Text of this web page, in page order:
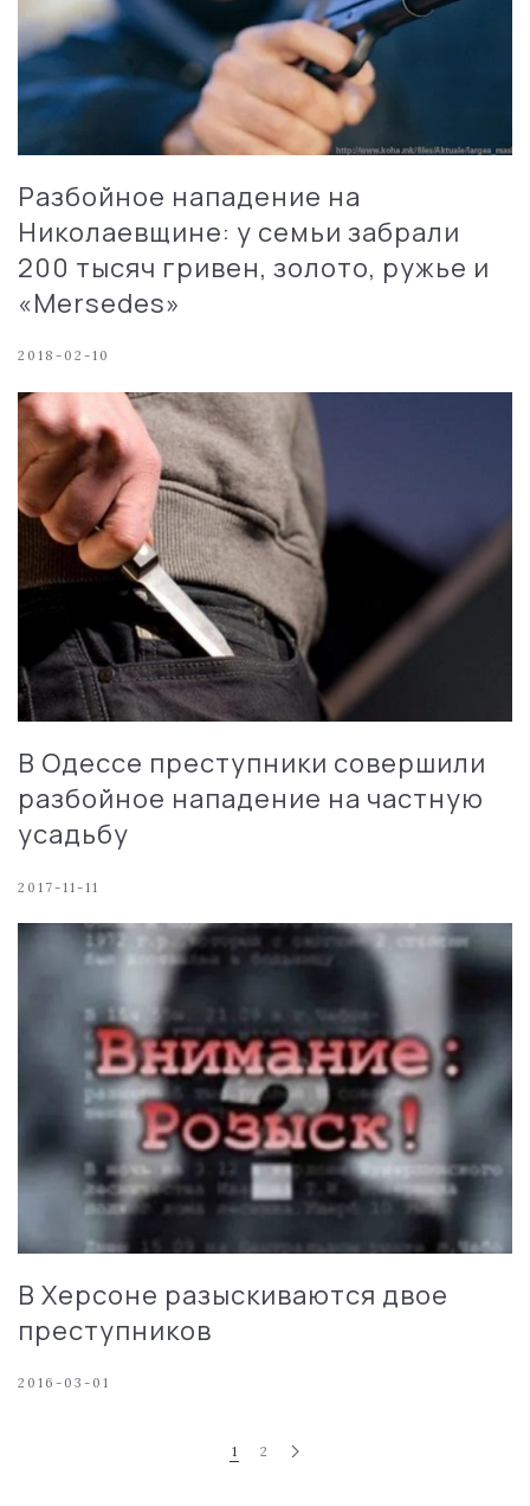
Разбойное нападение на
Николаевщине: у семьи забрали
200 тысяч гривен, золото, ружье и
«Mersedes»
2018-02-10
В Одессе преступники совершили
разбойное нападение на частную
усадьбу
2017-11-11
В Херсоне разыскиваются двое
преступников
2016-03-01
1 2